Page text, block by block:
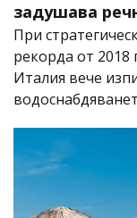
задушава
При
рекорда от 2018
Италия вече